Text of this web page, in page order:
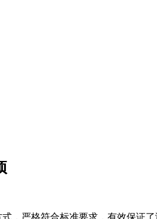
，严格符合标准要求，有效保证